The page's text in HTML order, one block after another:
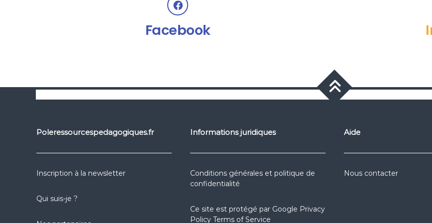
Facebook
Poleressourcespedagogiques.fr
Inscription à la newsletter
Qui suis-je ?
Informations juridiques
Conditions générales et politique de
confidentialité
Ce site est protégé par Google Privacy
Policy Terms of Service
Aide
Nous contacter